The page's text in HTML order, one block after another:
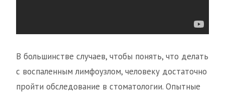
В большинстве случаев, чтобы понять, что делать
с воспаленным лимфоузлом, человеку достаточно
пройти обследование в стоматологии. Опытные